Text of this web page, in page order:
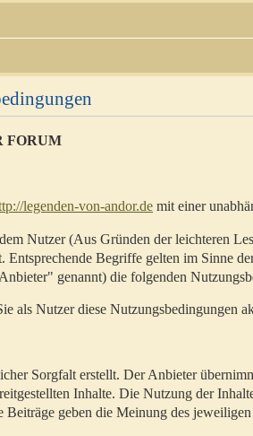
FORUM
legenden-von-andor.de mit einer
Nutzer (Aus Gründen der leichteren
Entsprechende Begriffe gelten im Sinne
genannt) die folgenden
als Nutzer diese Nutzungsbedingungen
Sorgfalt erstellt. Der Anbieter
Inhalte. Die Nutzung der
Beiträge geben die Meinung des